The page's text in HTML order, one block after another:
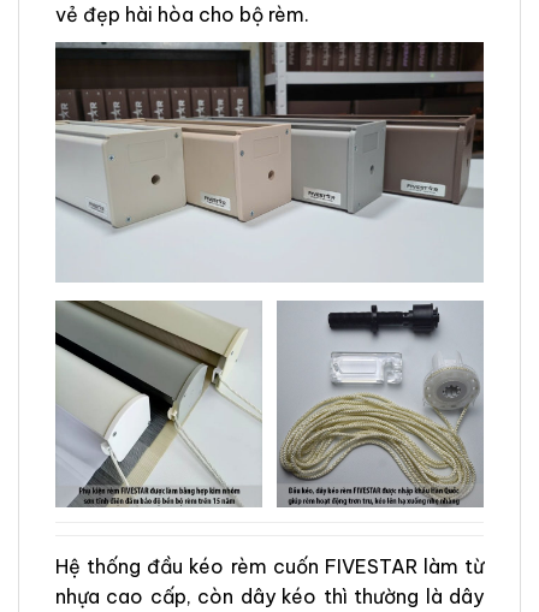
vẻ đẹp hài hòa cho bộ rèm.
Hệ thống đầu kéo rèm cuốn FIVESTAR làm từ
nhựa cao cấp, còn dây kéo thì thường là dây